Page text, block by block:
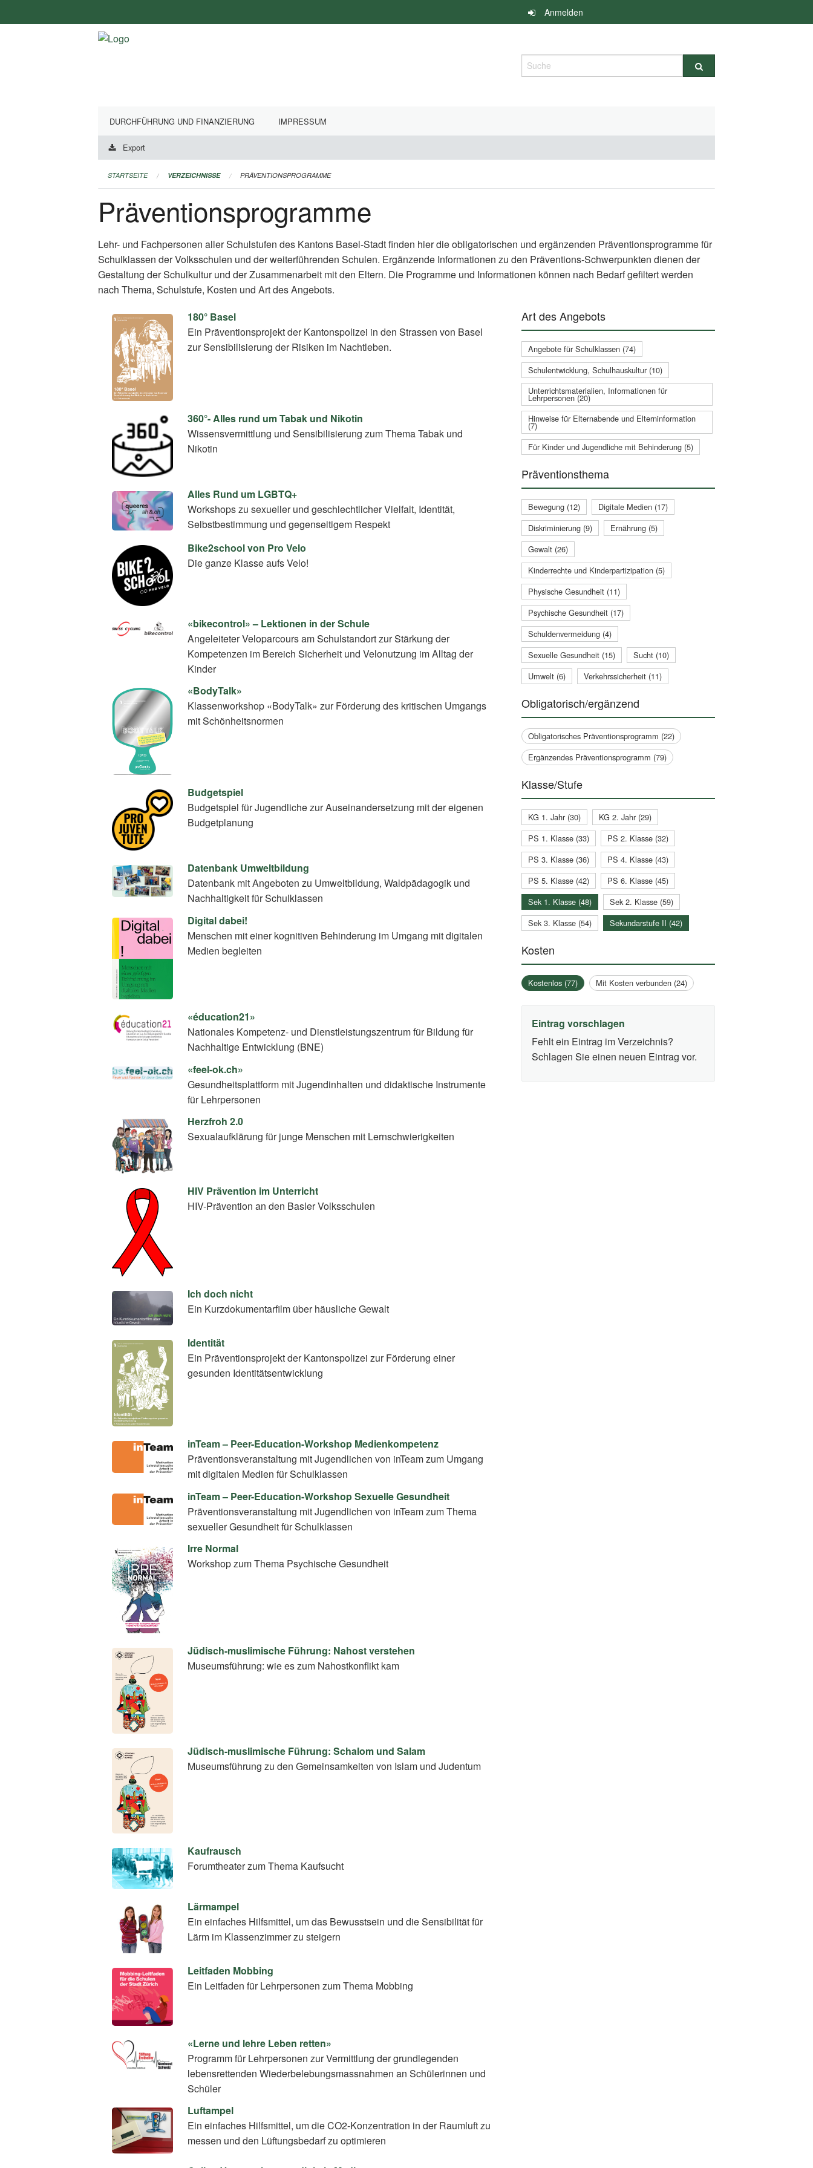
überspringen
Anmelden
Suche
DURCHFÜHRUNG UND FINANZIERUNG IMPRESSUM
Export
STARTSEITE VERZEICHNISSE PRÄVENTIONSPROGRAMME
Präventionsprogramme
Lehr- und Fachpersonen aller Schulstufen des Kantons Basel-Stadt finden hier die obligatorischen und ergänzenden Präventionsprogramme für
Schulklassen der Volksschulen und der weiterführenden Schulen. Ergänzende Informationen zu den Präventions-Schwerpunkten dienen der
Gestaltung der Schulkultur und der Zusammenarbeit mit den Eltern. Die Programme und Informationen können nach Bedarf gefiltert werden
nach Thema, Schulstufe, Kosten und Art des Angebots.
180° Basel
Ein Präventionsprojekt der Kantonspolizei in den Strassen von Basel
zur Sensibilisierung der Risiken im Nachtleben.
360°- Alles rund um Tabak und Nikotin
Wissensvermittlung und Sensibilisierung zum Thema Tabak und
Nikotin
Alles Rund um LGBTQ+
Workshops zu sexueller und geschlechtlicher Vielfalt, Identität,
Selbstbestimmung und gegenseitigem Respekt
Bike2school von Pro Velo
Die ganze Klasse aufs Velo!
«bikecontrol» – Lektionen in der Schule
Angeleiteter Veloparcours am Schulstandort zur Stärkung der
Kompetenzen im Bereich Sicherheit und Velonutzung im Alltag der
Kinder
«BodyTalk»
Klassenworkshop «BodyTalk» zur Förderung des kritischen Umgangs
mit Schönheitsnormen
Budgetspiel
Budgetspiel für Jugendliche zur Auseinandersetzung mit der eigenen
Budgetplanung
Datenbank Umweltbildung
Datenbank mit Angeboten zu Umweltbildung, Waldpädagogik und
Nachhaltigkeit für Schulklassen
Digital dabei!
Menschen mit einer kognitiven Behinderung im Umgang mit digitalen
Medien begleiten
«éducation21»
Nationales Kompetenz- und Dienstleistungszentrum für Bildung für
Nachhaltige Entwicklung (BNE)
«feel-ok.ch»
Gesundheitsplattform mit Jugendinhalten und didaktische Instrumente
für Lehrpersonen
Herzfroh 2.0
Sexualaufklärung für junge Menschen mit Lernschwierigkeiten
HIV Prävention im Unterricht
HIV-Prävention an den Basler Volksschulen
Ich doch nicht
Ein Kurzdokumentarfilm über häusliche Gewalt
Identität
Ein Präventionsprojekt der Kantonspolizei zur Förderung einer
gesunden Identitätsentwicklung
inTeam – Peer-Education-Workshop Medienkompetenz
Präventionsveranstaltung mit Jugendlichen von inTeam zum Umgang
mit digitalen Medien für Schulklassen
inTeam – Peer-Education-Workshop Sexuelle Gesundheit
Präventionsveranstaltung mit Jugendlichen von inTeam zum Thema
sexueller Gesundheit für Schulklassen
Irre Normal
Workshop zum Thema Psychische Gesundheit
Jüdisch-muslimische Führung: Nahost verstehen
Museumsführung: wie es zum Nahostkonflikt kam
Jüdisch-muslimische Führung: Schalom und Salam
Museumsführung zu den Gemeinsamkeiten von Islam und Judentum
Kaufrausch
Forumtheater zum Thema Kaufsucht
Lärmampel
Ein einfaches Hilfsmittel, um das Bewusstsein und die Sensibilität für
Lärm im Klassenzimmer zu steigern
Leitfaden Mobbing
Ein Leitfaden für Lehrpersonen zum Thema Mobbing
«Lerne und lehre Leben retten»
Programm für Lehrpersonen zur Vermittlung der grundlegenden
lebensrettenden Wiederbelebungsmassnahmen an Schülerinnen und
Schüler
Luftampel
Ein einfaches Hilfsmittel, um die CO2-Konzentration in der Raumluft zu
messen und den Lüftungsbedarf zu optimieren
Art des Angebots
Angebote für Schulklassen (74)
Schulentwicklung, Schulhauskultur (10)
Unterrichtsmaterialien, Informationen für
Lehrpersonen (20)
Hinweise für Elternabende und Elterninformation
(7)
Für Kinder und Jugendliche mit Behinderung (5)
Präventionsthema
Bewegung (12)
Digitale Medien (17)
Diskriminierung (9)
Ernährung (5)
Gewalt (26)
Kinderrechte und Kinderpartizipation (5)
Physische Gesundheit (11)
Psychische Gesundheit (17)
Schuldenvermeidung (4)
Sexuelle Gesundheit (15)
Sucht (10)
Umwelt (6)
Verkehrssicherheit (11)
Obligatorisch/ergänzend
Obligatorisches Präventionsprogramm (22)
Ergänzendes Präventionsprogramm (79)
Klasse/Stufe
KG 1. Jahr (30)
KG 2. Jahr (29)
PS 1. Klasse (33)
PS 2. Klasse (32)
PS 3. Klasse (36)
PS 4. Klasse (43)
PS 5. Klasse (42)
PS 6. Klasse (45)
Sek 1. Klasse (48)
Sek 2. Klasse (59)
Sek 3. Klasse (54)
Sekundarstufe II (42)
Kosten
Kostenlos (77) Mit Kosten verbunden (24)
Eintrag vorschlagen
Fehlt ein Eintrag im Verzeichnis?
Schlagen Sie einen neuen Eintrag vor.